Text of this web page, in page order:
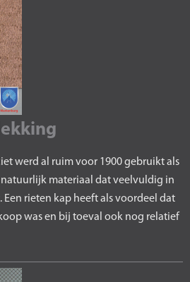
werd al ruim voor 1900 gebruikt als
materiaal dat veelvuldig in
rieten kap heeft als voordeel dat
was en bij toeval ook nog relatief